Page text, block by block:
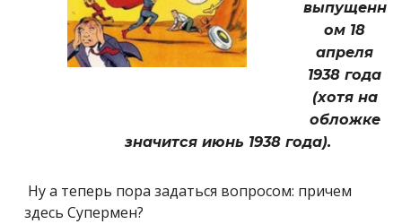
выпущенн
ом 18
апреля
1938 года
(хотя на
обложке
значится июнь 1938 года).
Ну а теперь пора задаться вопросом: причем
здесь Супермен?